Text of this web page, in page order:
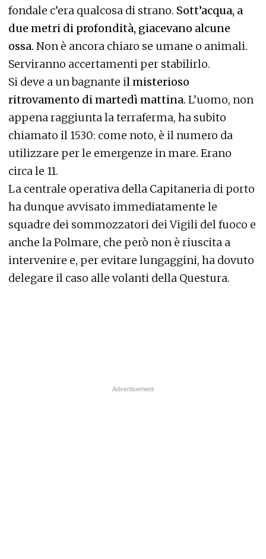
fondale c’era qualcosa di strano. Sott’acqua, a
due metri di profondità, giacevano alcune
ossa. Non è ancora chiaro se umane o animali.
Serviranno accertamenti per stabilirlo.
Si deve a un bagnante il misterioso
ritrovamento di martedì mattina. L’uomo, non
appena raggiunta la terraferma, ha subito
chiamato il 1530: come noto, è il numero da
utilizzare per le emergenze in mare. Erano
circa le 11.
La centrale operativa della Capitaneria di porto
ha dunque avvisato immediatamente le
squadre dei sommozzatori dei Vigili del fuoco e
anche la Polmare, che però non è riuscita a
intervenire e, per evitare lungaggini, ha dovuto
delegare il caso alle volanti della Questura.